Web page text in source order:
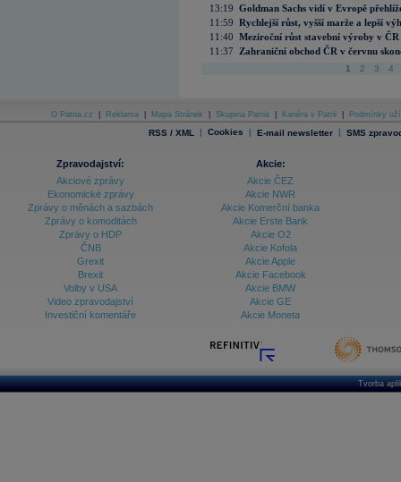
13:19 Goldman Sachs vidí v Evropě
11:59 Rychlejší růst, vyšší marže a lepší
11:40 Meziroční růst stavební výroby v
11:37
Zahraniční obchod ČR v červnu
1 2 3 4
O Patria.cz Reklama Mapa Stránek Skupina Patria Kariéra v Patrii Podmínky
RSS / XML | Cookies | E-mail newsletter | SMS
Zpravodajství:
Akciové zprávy
Ekonomické zprávy
Zprávy o měnách a sazbách
Zprávy o komoditách
Zprávy o HDP
ČNB
Grexit
Brexit
Volby v USA
Video zpravodajství
Investiční komentáře
Akcie:
Akcie ČEZ
Akcie NWR
Akcie Komerční banka
Akcie Erste Bank
Akcie O2
Akcie Kofola
Akcie Apple
Akcie Facebook
Akcie BMW
Akcie GE
Akcie Moneta
Tvorba